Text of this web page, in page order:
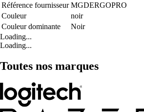
Référence fournisseur MGDERGOPRO
Couleur
noir
Couleur dominante
Noir
Loading...
Loading...
Toutes nos marques